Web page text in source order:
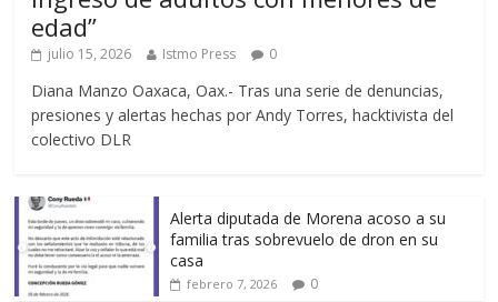
edad”
julio 15, 2026 Istmo Press 0
Diana Manzo Oaxaca, Oax.- Tras una serie de denuncias,
presiones y alertas hechas por Andy Torres, hacktivista del
colectivo DLR
Alerta diputada de Morena acoso a su
familia tras sobrevuelo de dron en su
casa
febrero 7, 2026 0